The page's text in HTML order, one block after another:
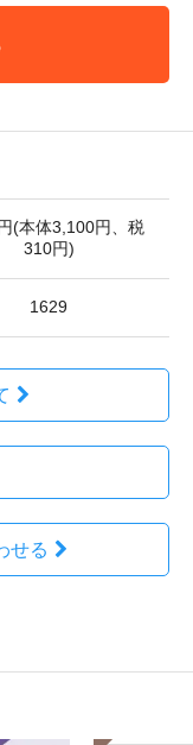
(本体3,100円、税
310円)
1629
せる